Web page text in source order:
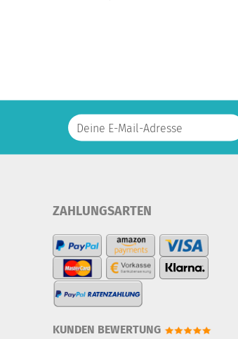
ZAHLUNGSARTEN
KUNDEN BEWERTUNG